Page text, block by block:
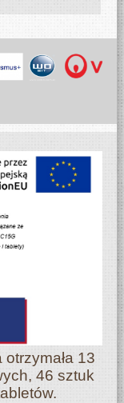
13
46 sztuk